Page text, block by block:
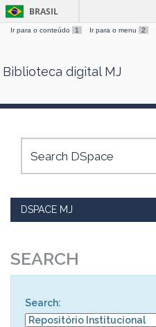
Skip
BRASIL
Ir para o conteúdo 1 Ir para o menu 2
Biblioteca digital MJ
DSPACE MJ
SEARCH
Search: